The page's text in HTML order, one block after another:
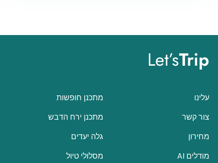
Let’sTrip
עלינו
צור קשר
מחירון
מודלים AI
מתכנן חופשות
מתכנן ירח הדבש
גלה יעדים
מסלולי טיול